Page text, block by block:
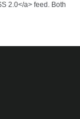
2.0</a> feed. Both